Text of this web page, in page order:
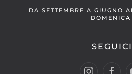
DA SETTEMBRE A GIUGNO
DOMENICA
SEGUICI